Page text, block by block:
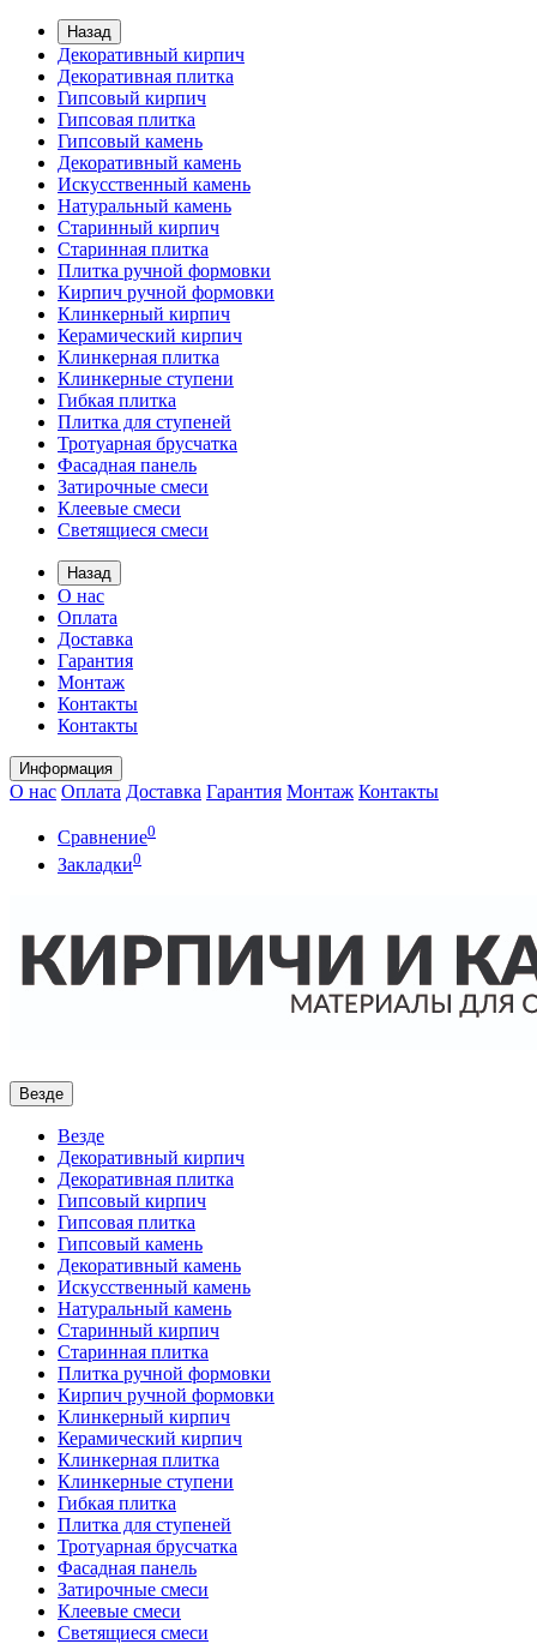
Назад
Декоративный кирпич
Декоративная плитка
Гипсовый кирпич
Гипсовая плитка
Гипсовый камень
Декоративный камень
Искусственный камень
Натуральный камень
Старинный кирпич
Старинная плитка
Плитка ручной формовки
Кирпич ручной формовки
Клинкерный кирпич
Керамический кирпич
Клинкерная плитка
Клинкерные ступени
Гибкая плитка
Плитка для ступеней
Тротуарная брусчатка
Фасадная панель
Затирочные смеси
Клеевые смеси
Светящиеся смеси
Назад
О нас
Оплата
Доставка
Гарантия
Монтаж
Контакты
Контакты
Информация
О нас Оплата Доставка Гарантия Монтаж Контакты
Сравнение0
Закладки0
Везде
Везде
Декоративный кирпич
Декоративная плитка
Гипсовый кирпич
Гипсовая плитка
Гипсовый камень
Декоративный камень
Искусственный камень
Натуральный камень
Старинный кирпич
Старинная плитка
Плитка ручной формовки
Кирпич ручной формовки
Клинкерный кирпич
Керамический кирпич
Клинкерная плитка
Клинкерные ступени
Гибкая плитка
Плитка для ступеней
Тротуарная брусчатка
Фасадная панель
Затирочные смеси
Клеевые смеси
Светящиеся смеси